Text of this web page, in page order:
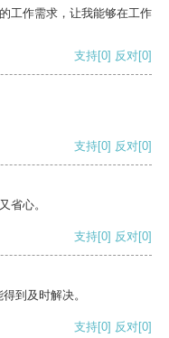
工作需求，让我能够在工作
支持[0] 反对[0]
支持[0] 反对[0]
省心。
支持[0] 反对[0]
到及时解决。
支持[0] 反对[0]